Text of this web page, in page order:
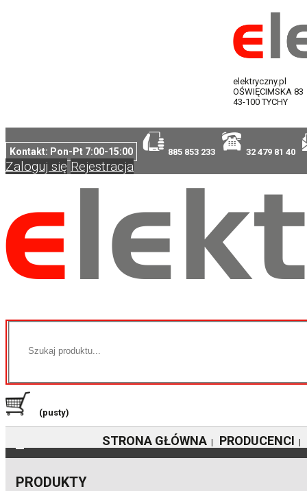
elektryczny.pl
OŚWIĘCIMSKA 83
43-100 TYCHY
Kontakt: Pon-Pt 7:00-15:00 885 853 233 32 479 81 40
Zaloguj się Rejestracja
(pusty)
STRONA GŁÓWNA | PRODUCENCI |
PRODUKTY